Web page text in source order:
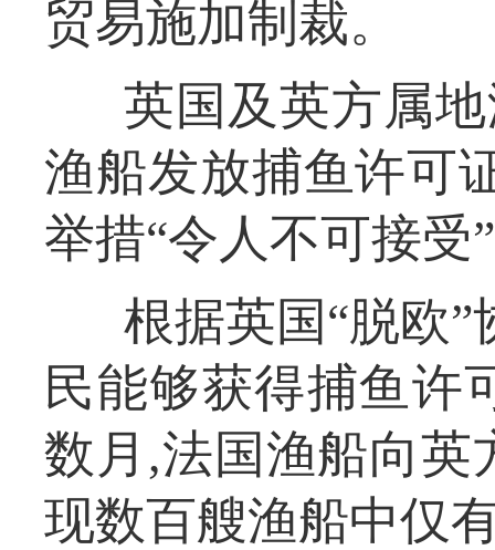
贸易施加制裁。
英国及英方属
渔船发放捕鱼许可
举措“令人不可接受
根据英国“脱欧
民能够获得捕鱼许
数月,法国渔船向英
现数百艘渔船中仅